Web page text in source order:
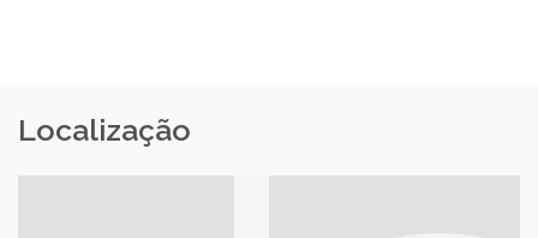
Localização